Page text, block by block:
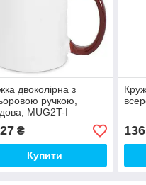
двоколірна з
ручкою,
MUG2T-I
₴
Купити